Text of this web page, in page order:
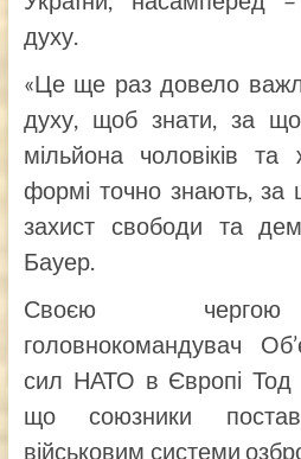
духу.
«Це ще раз довело
духу, щоб знати, за
мільйона чоловіків та
формі точно знають,
захист свободи та
Бауер.
Своєю чергою
головнокомандувач
сил НАТО в Європі Тод
що союзники
військовим системи